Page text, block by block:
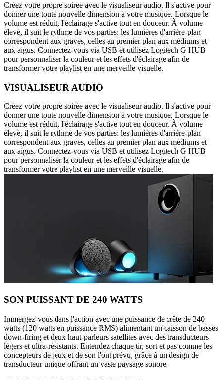
Créez votre propre soirée avec le visualiseur audio. Il s'active pour
donner une toute nouvelle dimension à votre musique. Lorsque le
volume est réduit, l'éclairage s'active tout en douceur. À volume
élevé, il suit le rythme de vos parties: les lumières d'arrière-plan
correspondent aux graves, celles au premier plan aux médiums et
aux aigus. Connectez-vous via USB et utilisez Logitech G HUB
pour personnaliser la couleur et les effets d'éclairage afin de
transformer votre playlist en une merveille visuelle.
VISUALISEUR AUDIO
Créez votre propre soirée avec le visualiseur audio. Il s'active pour
donner une toute nouvelle dimension à votre musique. Lorsque le
volume est réduit, l'éclairage s'active tout en douceur. À volume
élevé, il suit le rythme de vos parties: les lumières d'arrière-plan
correspondent aux graves, celles au premier plan aux médiums et
aux aigus. Connectez-vous via USB et utilisez Logitech G HUB
pour personnaliser la couleur et les effets d'éclairage afin de
transformer votre playlist en une merveille visuelle.
SON PUISSANT DE 240 WATTS
Immergez-vous dans l'action avec une puissance de crête de 240
watts (120 watts en puissance RMS) alimentant un caisson de basses
down-firing et deux haut-parleurs satellites avec des transducteurs
légers et ultra-résistants. Entendez chaque tir, sort et pas comme les
concepteurs de jeux et de son l'ont prévu, grâce à un design de
transducteur unique offrant un vaste paysage sonore.